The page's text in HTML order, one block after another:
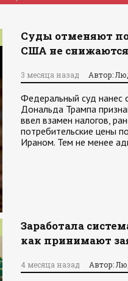
Суды отменяют
США не
3 месяца назад Автор:
Федеральный суд нанес
Дональда Трампа
ввел взамен налогов,
потребительские цены
Ираном. Тем не менее
Заработала
как принимают
4 месяца назад Автор: